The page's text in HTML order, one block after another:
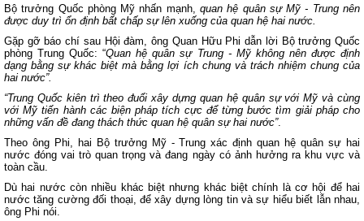
Bộ trưởng Quốc phòng Mỹ nhấn mạnh, quan hệ quân sự Mỹ - Trung nên
được duy trì ổn định bất chấp sự lên xuống của quan hệ hai nước.
Gặp gỡ báo chí sau Hội đàm, ông Quan Hữu Phi dẫn lời Bộ trưởng Quốc
phòng Trung Quốc: “Quan hệ quân sự Trung - Mỹ không nên được định
dạng bằng sự khác biệt mà bằng lợi ích chung và trách nhiệm chung của
hai nước”.
“Trung Quốc kiên trì theo đuổi xây dựng quan hệ quân sự với Mỹ và cùng
với Mỹ tiến hành các biện pháp tích cực để từng bước tìm giải pháp cho
những vấn đề đang thách thức quan hệ quân sự hai nước”.
Theo ông Phi, hai Bộ trưởng Mỹ - Trung xác định quan hệ quân sự hai
nước đóng vai trò quan trọng và đang ngày có ảnh hưởng ra khu vực và
toàn cầu.
Dù hai nước còn nhiều khác biệt nhưng khác biệt chính là cơ hội để hai
nước tăng cường đối thoại, để xây dựng lòng tin và sự hiểu biết lẫn nhau,
ông Phi nói.